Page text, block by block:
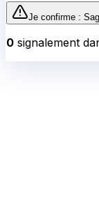
Je confirme :
0 signalement